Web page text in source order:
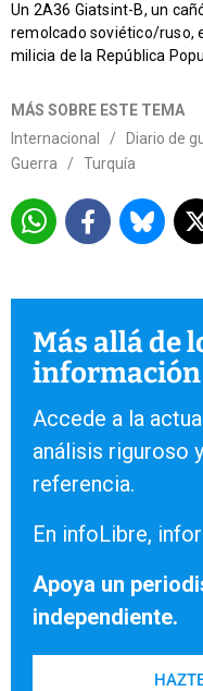
Un 2A36 Giatsint-B, un
remolcado soviético/ruso,
milicia de la República
MÁS SOBRE ESTE TEMA
Internacional
/ Diario de
Guerra
/ Turquía
Más allá de
información
Accede a la
análisis riguroso
referencia.
En infoLibre,
Apoya un
independiente.